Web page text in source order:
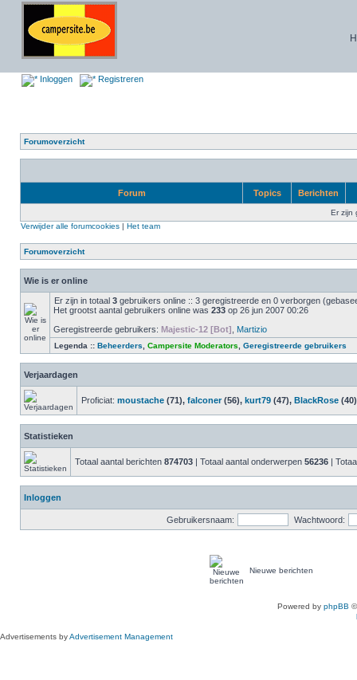
Inloggen Registreren
Forumoverzicht
Forum Topics Berichten
Er zijn
Verwijder alle forumcookies | Het team
Forumoverzicht
Wie is er online
Er zijn in totaal 3 gebruikers online :: 3 geregistreerde en 0 verborgen
Het grootst aantal gebruikers online was 233 op 26 jun 2007 00:26
Geregistreerde gebruikers: Majestic-12 [Bot] Martizio
Legenda :: Beheerders Campersite Moderators Geregistreerde gebruikers
Verjaardagen
Proficiat: moustache (71), falconer(56), kurt79 (47), BlackRose (40)
Statistieken
Totaal aantal berichten 874703 | Totaal aantal onderwerpen 56236 |
Inloggen
Gebruikersnaam: Wachtwoord:
Nieuwe berichten
Powered by phpBB
Advertisements byAdvertisement Management